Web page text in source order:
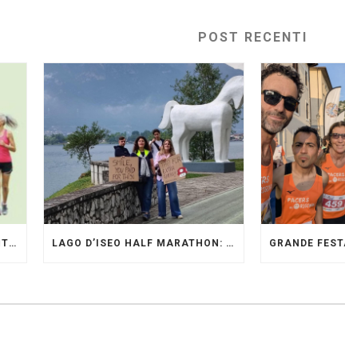
POST RECENTI
L’ADIGE RUN – EVENTO A TRENTO GESTITO DAI PACERS GLI ORIGINALI LAGO D’ISEO HALF MARATHON: ORIGINALI PRESENTI